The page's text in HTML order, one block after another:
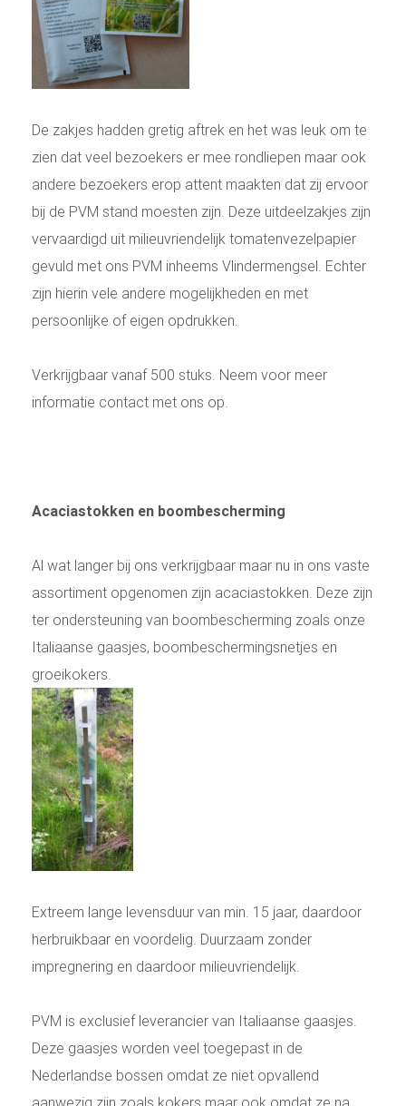
De zakjes hadden gretig aftrek en het was leuk om te
zien dat veel bezoekers er mee rondliepen maar ook
andere bezoekers erop attent maakten dat zij ervoor
bij de PVM stand moesten zijn. Deze uitdeelzakjes zijn
vervaardigd uit milieuvriendelijk tomatenvezelpapier
gevuld met ons PVM inheems Vlindermengsel. Echter
zijn hierin vele andere mogelijkheden en met
persoonlijke of eigen opdrukken.
Verkrijgbaar vanaf 500 stuks. Neem voor meer
informatie contact met ons op.
Acaciastokken en boombescherming
Al wat langer bij ons verkrijgbaar maar nu in ons vaste
assortiment opgenomen zijn acaciastokken. Deze zijn
ter ondersteuning van boombescherming zoals onze
Italiaanse gaasjes, boombeschermingsnetjes en
groeikokers.
Extreem lange levensduur van min. 15 jaar, daardoor
herbruikbaar en voordelig. Duurzaam zonder
impregnering en daardoor milieuvriendelijk.
PVM is exclusief leverancier van Italiaanse gaasjes.
Deze gaasjes worden veel toegepast in de
Nederlandse bossen omdat ze niet opvallend